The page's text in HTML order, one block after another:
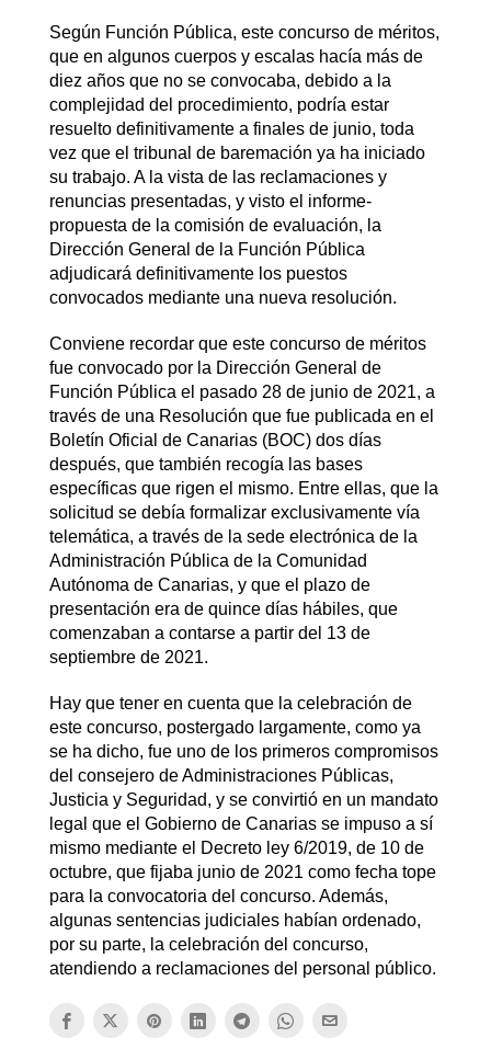
Según Función Pública, este concurso de méritos,
que en algunos cuerpos y escalas hacía más de
diez años que no se convocaba, debido a la
complejidad del procedimiento, podría estar
resuelto definitivamente a finales de junio, toda
vez que el tribunal de baremación ya ha iniciado
su trabajo. A la vista de las reclamaciones y
renuncias presentadas, y visto el informe-
propuesta de la comisión de evaluación, la
Dirección General de la Función Pública
adjudicará definitivamente los puestos
convocados mediante una nueva resolución.
Conviene recordar que este concurso de méritos
fue convocado por la Dirección General de
Función Pública el pasado 28 de junio de 2021, a
través de una Resolución que fue publicada en el
Boletín Oficial de Canarias (BOC) dos días
después, que también recogía las bases
específicas que rigen el mismo. Entre ellas, que la
solicitud se debía formalizar exclusivamente vía
telemática, a través de la sede electrónica de la
Administración Pública de la Comunidad
Autónoma de Canarias, y que el plazo de
presentación era de quince días hábiles, que
comenzaban a contarse a partir del 13 de
septiembre de 2021.
Hay que tener en cuenta que la celebración de
este concurso, postergado largamente, como ya
se ha dicho, fue uno de los primeros compromisos
del consejero de Administraciones Públicas,
Justicia y Seguridad, y se convirtió en un mandato
legal que el Gobierno de Canarias se impuso a sí
mismo mediante el Decreto ley 6/2019, de 10 de
octubre, que fijaba junio de 2021 como fecha tope
para la convocatoria del concurso. Además,
algunas sentencias judiciales habían ordenado,
por su parte, la celebración del concurso,
atendiendo a reclamaciones del personal público.